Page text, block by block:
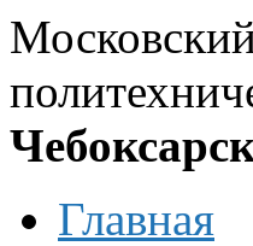
Главная